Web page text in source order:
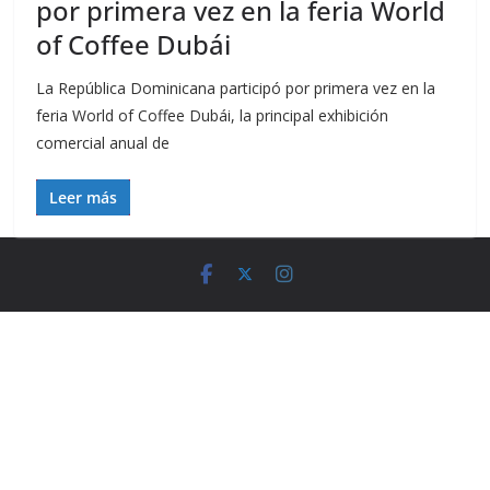
por primera vez en la feria World
of Coffee Dubái
La República Dominicana participó por primera vez en la
feria World of Coffee Dubái, la principal exhibición
comercial anual de
Leer más